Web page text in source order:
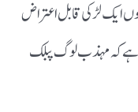
ایک لڑکی قابل اعتراض
ہے کہ مہذب لوگ پبلک